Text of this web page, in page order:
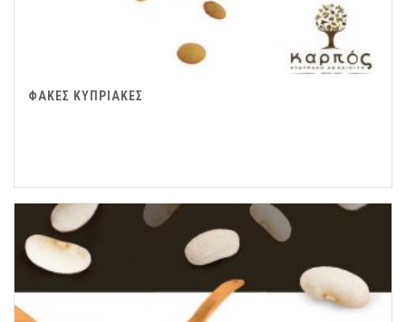
ΦΑΚΕΣ ΚΥΠΡΙΑΚΕΣ